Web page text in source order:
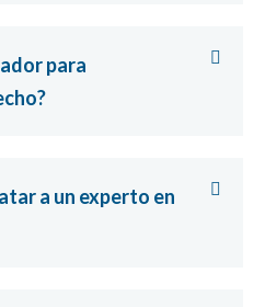
para
a un experto en